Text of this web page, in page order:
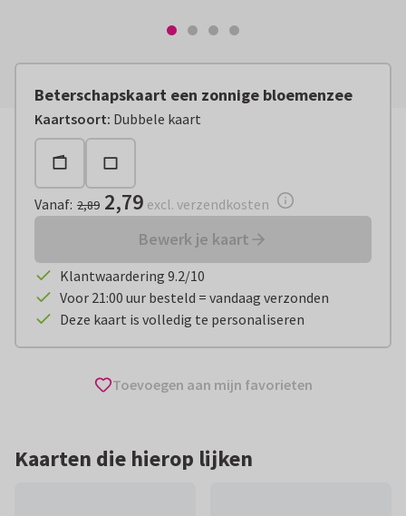
Beterschapskaart een zonnige bloemenzee
Kaartsoort: Dubbele kaart
Vanaf:€ 2,79 excl. verzendkosten
Vanaf: 2,89 2,79 excl. verzendkosten
Bewerk je kaart
Klantwaardering 9.2/10
Voor 21:00 uur besteld = vandaag verzonden
Deze kaart is volledig te personaliseren
Toevoegen aan mijn favorieten
Kaarten die hierop lijken